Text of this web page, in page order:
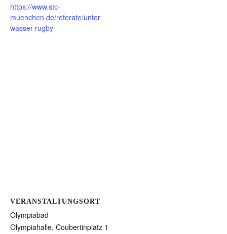
https://www.stc-
muenchen.de/referate/unter
wasser-rugby
VERANSTALTUNGSORT
Olympiabad
Olympiahalle, Coubertinplatz 1